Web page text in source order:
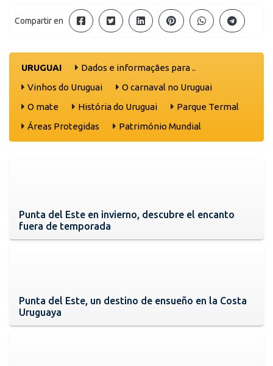
Compartir en
URUGUAI
Dados e informaçães para ..
Vinhos do Uruguai
O carnaval no Uruguai
O mate
História do Uruguai
Parque Termal
Áreas Protegidas
Património Mundial
Punta del Este en invierno, descubre el encanto
fuera de temporada
Punta del Este, un destino de ensueño en la Costa
Uruguaya